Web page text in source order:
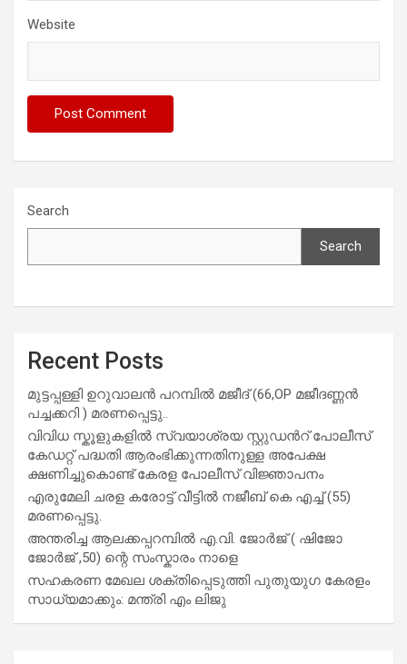
Website
Search
Search
Recent Posts
മുട്ടപ്പള്ളി ഉറുവാലൻ പറമ്പിൽ മജീദ് (66,OP മജീദണ്ണൻ
പച്ചക്കറി ) മരണപ്പെട്ടു..
വിവിധ സ്കൂളുകളില്‍ സ്വയാശ്രയ സ്റ്റുഡന്‍റ് പോലീസ്
കേഡറ്റ് പദ്ധതി ആരംഭിക്കുന്നതിനുള്ള അപേക്ഷ
ക്ഷണിച്ചുകൊണ്ട് കേരള പോലീസ് വിജ്ഞാപനം
എരുമേലി ചരള കരോട്ട് വീട്ടിൽ നജീബ് കെ എച്ച് (55)
മരണപ്പെട്ടു.
അന്തരിച്ച ആ​ല​ക്ക​പ്പ​റമ്പിൽ​ എ.​വി. ജോ​ർ​ജ് ( ഷിജോ
ജോർജ് ,50) ന്റെ സംസ്കാരം നാളെ
സഹകരണ മേഖല ശക്തിപ്പെടുത്തി പുതുയുഗ കേരളം
സാധ്യമാക്കും: മന്ത്രി എം ലിജു